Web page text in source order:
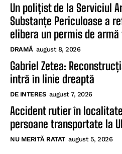
Un polițist de la Serviciul
Substanțe Periculoase a
elibera un permis de armă
DRAMĂ august 8, 2026
Gabriel Zetea:
intră în linie dreaptă
DE INTERES august 7, 2026
Accident rutier în
persoane transportate la
NU MERITĂ RATAT august 5, 2026